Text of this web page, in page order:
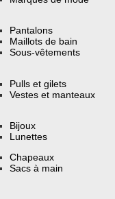
Pantalons
Maillots de bain
Sous-vêtements
Pulls et gilets
Vestes et manteaux
Bijoux
Lunettes
Chapeaux
Sacs à main